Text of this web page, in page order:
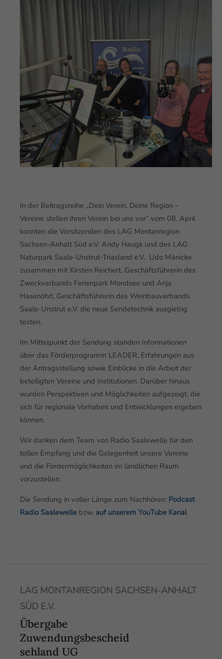
In der Beitragsreihe „Dein Verein, Deine Region -
Vereine stellen ihren Verein bei uns vor“ vom 08. April
konnten die Vorsitzenden des LAG Montanregion
Sachsen-Anhalt Süd e.V. Andy Haugk und des LAG
Naturpark Saale-Unstrut-Triasland e.V. Udo Mänicke
zusammen mit Kirsten Reichert, Geschäftsführerin des
Zweckverbands Ferienpark Mondsee und Anja
Hasenöhrl, Geschäftsführerin des Weinbauverbands
Saale-Unstrut e.V. die neue Sendetechnik ausgiebig
testen.
Im Mittelpunkt der Sendung standen Informationen
über das Förderprogramm LEADER, Erfahrungen aus
der Antragsstellung sowie Einblicke in die Arbeit der
beteiligten Vereine und Institutionen. Darüber hinaus
wurden Perspektiven und Möglichkeiten aufgezeigt, die
sich für regionale Vorhaben und Entwicklungen ergeben
können.
Wir danken dem Team von Radio Saalewelle für den
tollen Empfang und die Gelegenheit unsere Vereine
und die Fördermöglichkeiten im ländlichen Raum
vorzustellen.
Die Sendung in voller Länge zum Nachhören: Podcast
Radio Saalewelle bzw. auf unserem YouTube Kanal
LAG MONTANREGION SACHSEN-ANHALT
SÜD E.V.
Übergabe
Zuwendungsbescheid
sehland UG